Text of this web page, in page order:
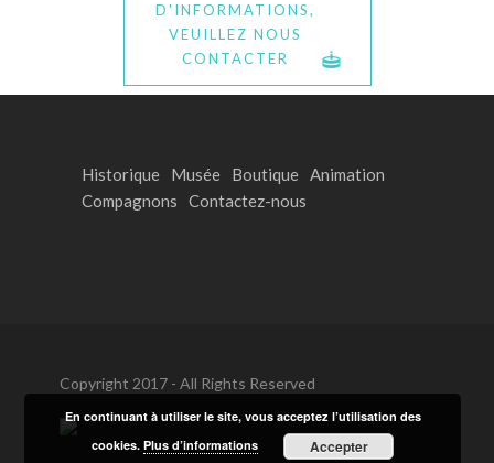
D'INFORMATIONS,
VEUILLEZ NOUS
CONTACTER
Historique Musée Boutique Animation
Compagnons
Contactez-nous
Copyright 2017 - All Rights Reserved
En continuant à utiliser le site, vous acceptez l’utilisation des
cookies.Plus d’informations Accepter